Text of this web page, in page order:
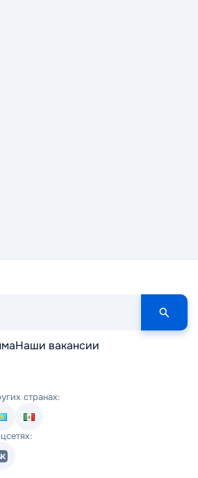
Наши вакансии
странах: